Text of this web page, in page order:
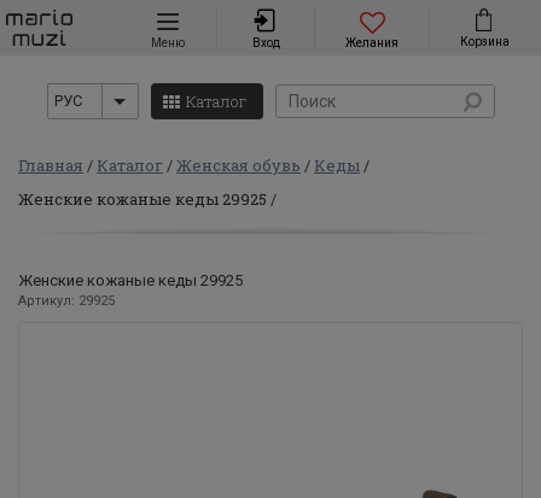
Навигация
Меню Вход Желания Корзина
РУС Каталог
Главная Каталог Женская обувь
Кеды
Женские кожаные кеды 29925
Женские кожаные кеды 29925
Артикул: 29925